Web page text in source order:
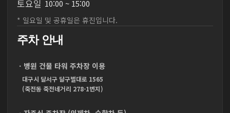
토요일 10:00 ~ 15:00
* 일요일 및 공휴일은 휴진입니다.
주차 안내
ㆍ병원 건물 타워 주차장 이용
대구시 달서구 달구벌대로 1565
(죽전동 죽전네거리 278-1번지)